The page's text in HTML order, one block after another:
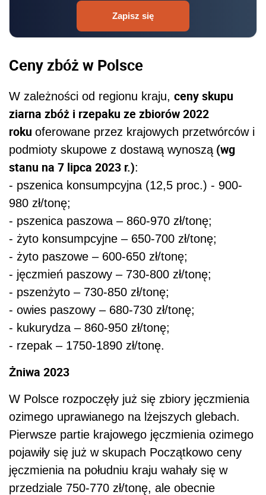
Zapisz się
Ceny zbóż w Polsce
W zależności od regionu kraju, ceny skupu
ziarna zbóż i rzepaku ze zbiorów 2022
roku oferowane przez krajowych przetwórców i
podmioty skupowe z dostawą wynoszą(wg
stanu na 7 lipca 2023 r.):
- pszenica konsumpcyjna (12,5 proc.) - 900-
980 zł/tonę;
- pszenica paszowa – 860-970 zł/tonę;
- żyto konsumpcyjne – 650-700 zł/tonę;
- żyto paszowe – 600-650 zł/tonę;
- jęczmień paszowy – 730-800 zł/tonę;
- pszenżyto – 730-850 zł/tonę;
- owies paszowy – 680-730 zł/tonę;
- kukurydza – 860-950 zł/tonę;
- rzepak – 1750-1890 zł/tonę.
Żniwa 2023
W Polsce rozpoczęły już się zbiory jęczmienia
ozimego uprawianego na lżejszych glebach.
Pierwsze partie krajowego jęczmienia ozimego
pojawiły się już w skupach Początkowo ceny
jęczmienia na południu kraju wahały się w
przedziale 750-770 zł/tonę, ale obecnie